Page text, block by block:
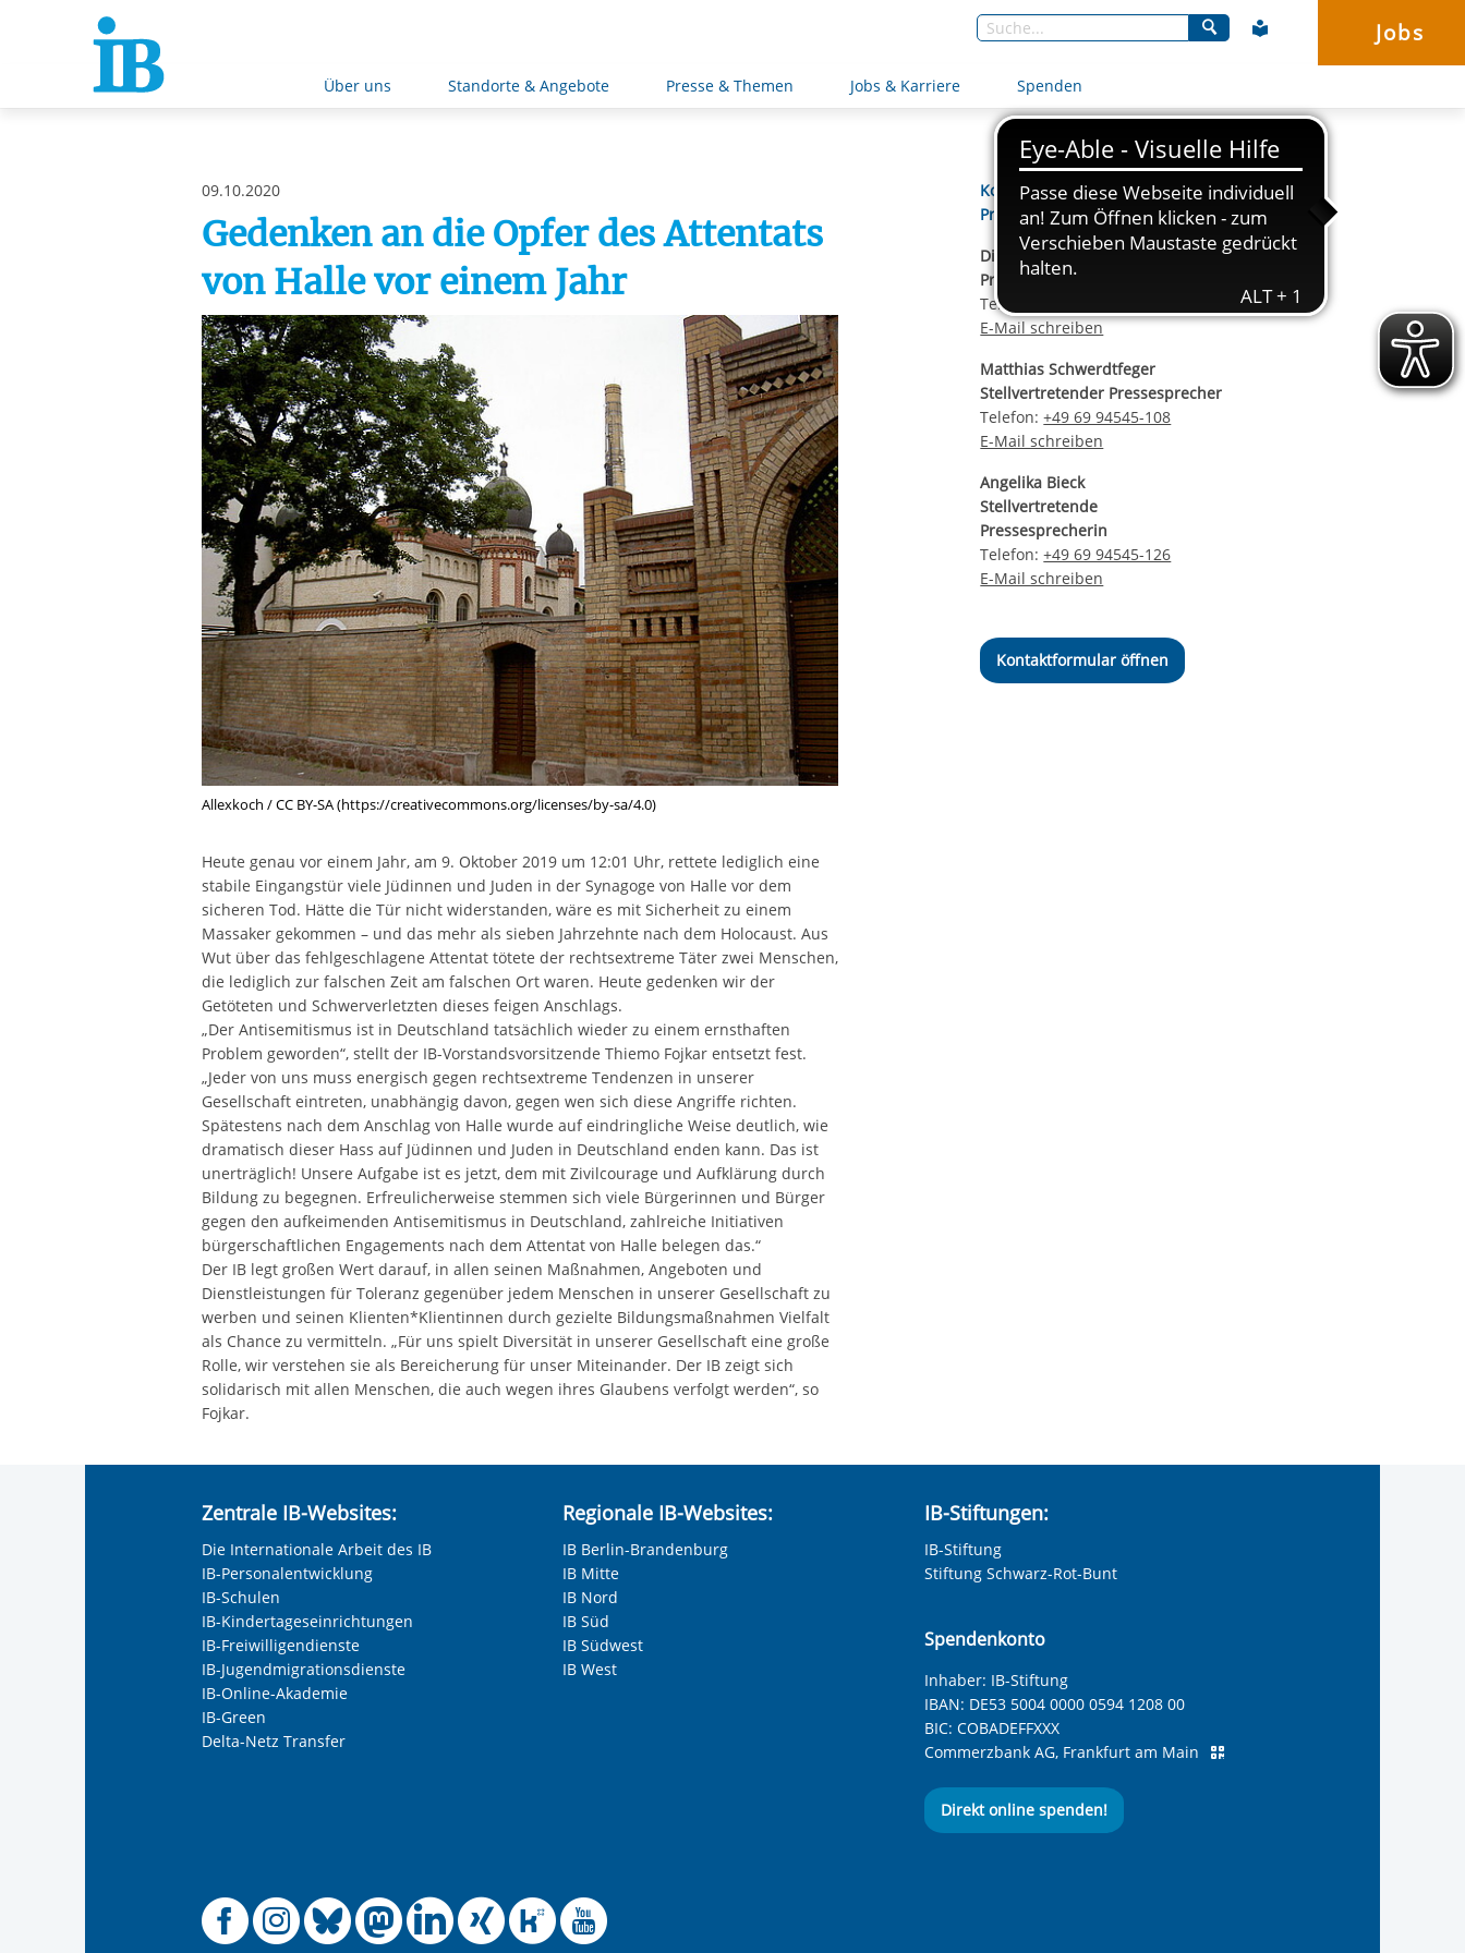
Über uns
Standorte & Angebote Presse & Themen Jobs & Karriere Spenden
Jobs
09.10.2020
Gedenken an die Opfer des Attentats
von Halle vor einem Jahr
Allexkoch / CC BY-SA (https://creativecommons.org/licenses/by-sa/4.0)
Heute genau vor einem Jahr, am 9. Oktober 2019 um 12:01 Uhr, rettete lediglich eine
stabile Eingangstür viele Jüdinnen und Juden in der Synagoge von Halle vor dem
sicheren Tod. Hätte die Tür nicht widerstanden, wäre es mit Sicherheit zu einem
Massaker gekommen – und das mehr als sieben Jahrzehnte nach dem Holocaust. Aus
Wut über das fehlgeschlagene Attentat tötete der rechtsextreme Täter zwei Menschen,
die lediglich zur falschen Zeit am falschen Ort waren. Heute gedenken wir der
Getöteten und Schwerverletzten dieses feigen Anschlags.
„Der Antisemitismus ist in Deutschland tatsächlich wieder zu einem ernsthaften
Problem geworden“, stellt der IB-Vorstandsvorsitzende Thiemo Fojkar entsetzt fest.
„Jeder von uns muss energisch gegen rechtsextreme Tendenzen in unserer
Gesellschaft eintreten, unabhängig davon, gegen wen sich diese Angriffe richten.
Spätestens nach dem Anschlag von Halle wurde auf eindringliche Weise deutlich, wie
dramatisch dieser Hass auf Jüdinnen und Juden in Deutschland enden kann. Das ist
unerträglich! Unsere Aufgabe ist es jetzt, dem mit Zivilcourage und Aufklärung durch
Bildung zu begegnen. Erfreulicherweise stemmen sich viele Bürgerinnen und Bürger
gegen den aufkeimenden Antisemitismus in Deutschland, zahlreiche Initiativen
bürgerschaftlichen Engagements nach dem Attentat von Halle belegen das.“
Der IB legt großen Wert darauf, in allen seinen Maßnahmen, Angeboten und
Dienstleistungen für Toleranz gegenüber jedem Menschen in unserer Gesellschaft zu
werben und seinen Klienten*Klientinnen durch gezielte Bildungsmaßnahmen Vielfalt
als Chance zu vermitteln. „Für uns spielt Diversität in unserer Gesellschaft eine große
Rolle, wir verstehen sie als Bereicherung für unser Miteinander. Der IB zeigt sich
solidarisch mit allen Menschen, die auch wegen ihres Glaubens verfolgt werden“, so
Fojkar.
Kontaktdaten unseres
Presseteams
Dirk Altbürger
Pressesprecher
Telefon:
E-Mail schreiben
Matthias Schwerdtfeger
Stellvertretender Pressesprecher
Telefon:+49 69 94545-108
E-Mail schreiben
Angelika Bieck
Stellvertretende
Pressesprecherin
Telefon:+49 69 94545-126
E-Mail schreiben
Kontaktformular öffnen
Zentrale IB-Websites:
Die Internationale Arbeit des IB
IB-Personalentwicklung
IB-Schulen
IB-Kindertageseinrichtungen
IB-Freiwilligendienste
IB-Jugendmigrationsdienste
IB-Online-Akademie
IB-Green
Delta-Netz Transfer
Regionale IB-Websites:
IB Berlin-Brandenburg
IB Mitte
IB Nord
IB Süd
IB Südwest
IB West
IB-Stiftungen:
IB-Stiftung
Stiftung Schwarz-Rot-Bunt
Spendenkonto
Inhaber: IB-Stiftung
IBAN: DE53 5004 0000 0594 1208 00
BIC: COBADEFFXXX
Commerzbank AG, Frankfurt am Main
Direkt online spenden!
Offizielle Facebook-Seite des Internationalen Bund
Offizielle Instagram-Seite des Internationalen Bund
Offizielle BlueSky-Seite des Internationalen Bund
Offizielle Mastodon-Seite des Internationalen
Offizielle LinkedIn-Seite des Internationalen
Offizielle Xing-Seite des Internationalen
Offizielle Kununu-Seite des